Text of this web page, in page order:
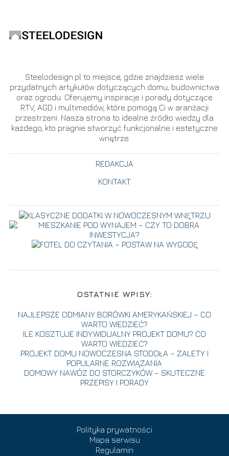
Steelodesign.pl to miejsce, gdzie znajdziesz wiele
przydatnych artykułów dotyczących domu, budownictwa
oraz ogrodu. Oferujemy inspiracje i porady dotyczące
RTV, AGD i multimediów, które pomogą Ci w aranżacji
przestrzeni. Nasza strona to idealne źródło wiedzy dla
każdego, kto pragnie stworzyć funkcjonalne i estetyczne
wnętrze.
REDAKCJA
KONTAKT
OSTATNIE WPISY:
NAJLEPSZE ODMIANY BORÓWKI AMERYKAŃSKIEJ – CO
WARTO WIEDZIEĆ?
ILE KOSZTUJE INDYWIDUALNY PROJEKT DOMU? CO
WARTO WIEDZIEĆ?
PROJEKT DOMU NOWOCZESNA STODOŁA – ZALETY I
POPULARNE ROZWIĄZANIA
DOMOWY NAWÓZ DO STORCZYKÓW – SKUTECZNE
PRZEPISY I PORADY
Polityka prywatności
Mapa serwisu
Regulamin